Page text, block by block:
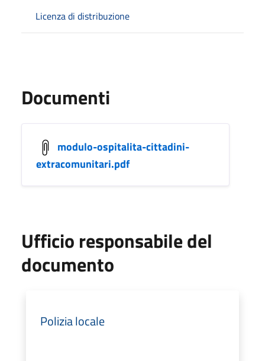
Licenza di distribuzione
Documenti
modulo-ospitalita-cittadini-
extracomunitari.pdf
Ufficio responsabile del
documento
Polizia locale